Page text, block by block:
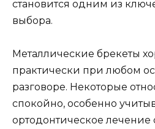
становится одним из
выбора.
Металлические брекеты
практически при любом
разговоре. Некоторые
спокойно, особенно
ортодонтическое лечение